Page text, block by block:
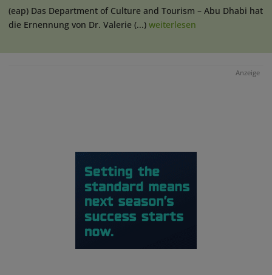
(eap) Das Department of Culture and Tourism – Abu Dhabi hat
die Ernennung von Dr. Valerie (...) weiterlesen
Anzeige